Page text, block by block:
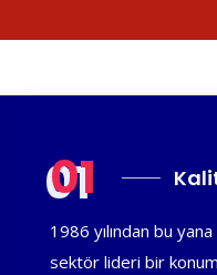
01
1986 yılından bu
sektör lideri bir